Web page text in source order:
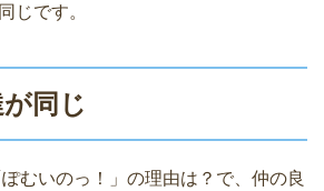
じです。
同じ
むいのっ！」の理由は？で、仲の良